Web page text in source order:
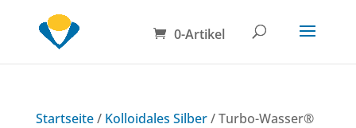
0-Artikel
Startseite/ Kolloidales Silber/ Turbo-Wasser®